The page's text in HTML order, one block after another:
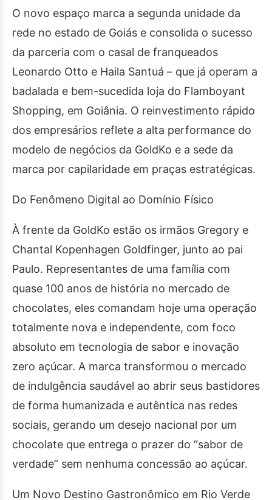
O novo espaço marca a segunda unidade da
rede no estado de Goiás e consolida o sucesso
da parceria com o casal de franqueados
Leonardo Otto e Haila Santuá – que já operam a
badalada e bem-sucedida loja do Flamboyant
Shopping, em Goiânia. O reinvestimento rápido
dos empresários reflete a alta performance do
modelo de negócios da GoldKo e a sede da
marca por capilaridade em praças estratégicas.
Do Fenômeno Digital ao Domínio Físico
À frente da GoldKo estão os irmãos Gregory e
Chantal Kopenhagen Goldfinger, junto ao pai
Paulo. Representantes de uma família com
quase 100 anos de história no mercado de
chocolates, eles comandam hoje uma operação
totalmente nova e independente, com foco
absoluto em tecnologia de sabor e inovação
zero açúcar. A marca transformou o mercado
de indulgência saudável ao abrir seus bastidores
de forma humanizada e autêntica nas redes
sociais, gerando um desejo nacional por um
chocolate que entrega o prazer do “sabor de
verdade” sem nenhuma concessão ao açúcar.
Um Novo Destino Gastronômico em Rio Verde